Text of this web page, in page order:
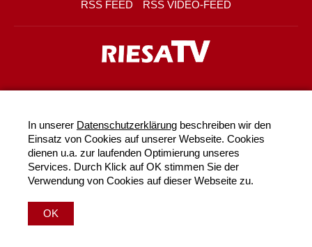
RSS FEED
RSS VIDEO-FEED
In unserer Datenschutzerklärung beschreiben wir den
Einsatz von Cookies auf unserer Webseite. Cookies
dienen u.a. zur laufenden Optimierung unseres
Services. Durch Klick auf OK stimmen Sie der
Verwendung von Cookies auf dieser Webseite zu.
OK